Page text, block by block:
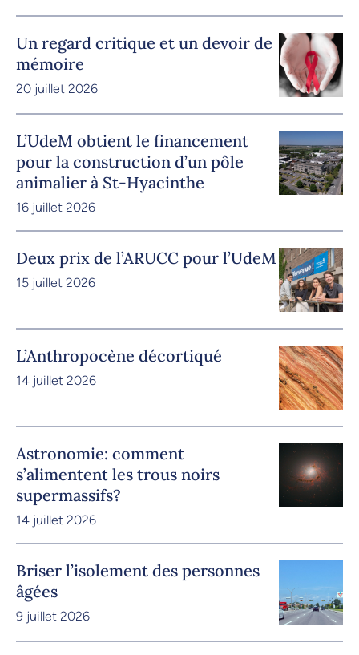
Un regard critique et un devoir de
mémoire
20 juillet 2026
L’UdeM obtient le financement
pour la construction d’un pôle
animalier à St-Hyacinthe
16 juillet 2026
Deux prix de l’ARUCC pour l’UdeM
15 juillet 2026
L’Anthropocène décortiqué
14 juillet 2026
Astronomie: comment
s’alimentent les trous noirs
supermassifs?
14 juillet 2026
Briser l’isolement des personnes
âgées
9 juillet 2026